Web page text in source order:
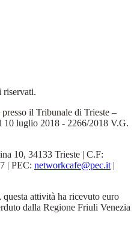
il Tribunale di Trieste –
10 luglio 2018 - 2266/2018 V.G.
10, 34133 Trieste | C.F:
| PEC: networkcafe@pec.it |
attività ha ricevuto euro
dalla Regione Friuli Venezia